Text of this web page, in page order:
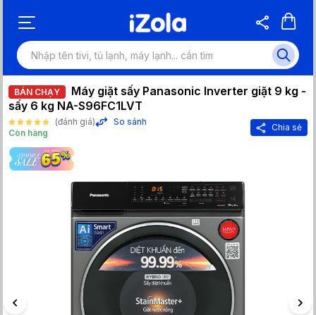
BÁN CHẠY
Máy giặt sấy Panasonic Inverter giặt 9 kg -
sấy 6 kg NA-S96FC1LVT
(đánh giá)
So sánh
Còn hàng
Chia sẻ